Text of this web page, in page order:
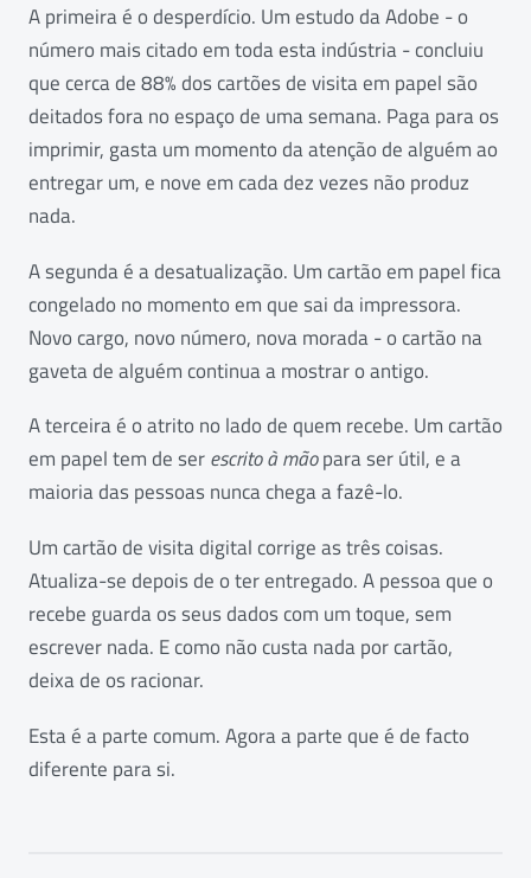
A primeira é o desperdício. Um estudo da Adobe - o
número mais citado em toda esta indústria - concluiu
que cerca de 88% dos cartões de visita em papel são
deitados fora no espaço de uma semana. Paga para os
imprimir, gasta um momento da atenção de alguém ao
entregar um, e nove em cada dez vezes não produz
nada.
A segunda é a desatualização. Um cartão em papel fica
congelado no momento em que sai da impressora.
Novo cargo, novo número, nova morada - o cartão na
gaveta de alguém continua a mostrar o antigo.
A terceira é o atrito no lado de quem recebe. Um cartão
em papel tem de serescrito à mãopara ser útil, e a
maioria das pessoas nunca chega a fazê-lo.
Um cartão de visita digital corrige as três coisas.
Atualiza-se depois de o ter entregado. A pessoa que o
recebe guarda os seus dados com um toque, sem
escrever nada. E como não custa nada por cartão,
deixa de os racionar.
Esta é a parte comum. Agora a parte que é de facto
diferente para si.